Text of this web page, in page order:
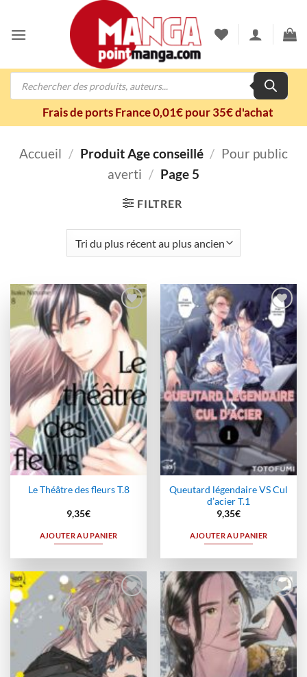
contenu
Recherche
Frais de ports France 0,01€ pour 35€ d'achat
Accueil / Produit Age conseillé / Pour public
averti / Page 5
FILTRER
Ajouter
à la
wishlist
Le Théâtre des fleurs T.8
9,35€
AJOUTER AU PANIER
Ajouter
à la
wishlist
Queutard légendaire VS Cul
d’acier T.1
9,35€
AJOUTER AU PANIER
Ajouter
à la
wishlist
Ajouter
à la
wishlist